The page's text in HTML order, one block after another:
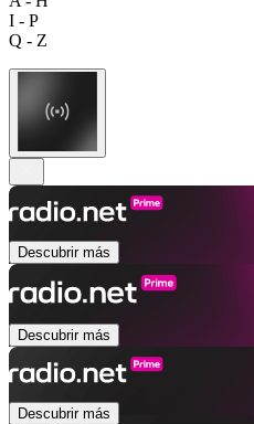
I - P
Q - Z
Descubrir más
Descubrir más
Descubrir más